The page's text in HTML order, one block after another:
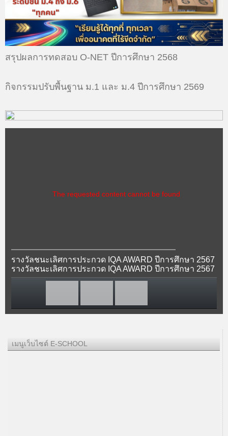
สรุปผลการทดสอบ O-NET ปีการศึกษา 2568
กิจกรรมปรับพื้นฐาน ม.1 และ ม.4 ปีการศึกษา 2569
The requested content cannot be found
รางวัลชนะเลิศการประกวด IQA AWARD ปีการศึกษา 2567
รางวัลชนะเลิศการประกวด IQA AWARD ปีการศึกษา 2567
ประเภทสถานศึกษาขนาดกลาง สพฐ.
เมนูเว็บไซต์ E-SCHOOL